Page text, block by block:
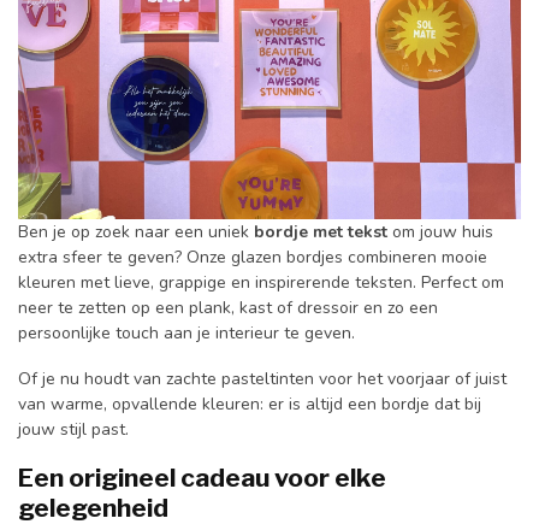
Ben je op zoek naar een uniek bordje met tekst om jouw huis
extra sfeer te geven? Onze glazen bordjes combineren mooie
kleuren met lieve, grappige en inspirerende teksten. Perfect om
neer te zetten op een plank, kast of dressoir en zo een
persoonlijke touch aan je interieur te geven.
Of je nu houdt van zachte pasteltinten voor het voorjaar of juist
van warme, opvallende kleuren: er is altijd een bordje dat bij
jouw stijl past.
Een origineel cadeau voor elke
gelegenheid